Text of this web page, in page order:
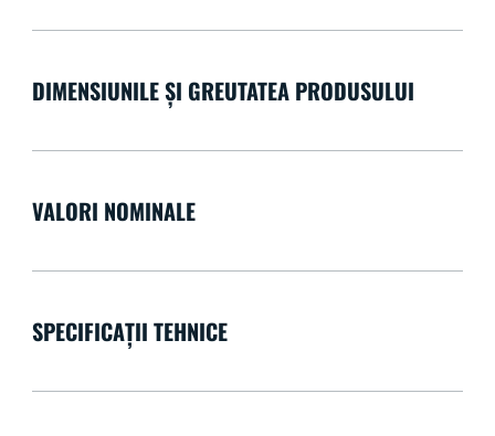
DIMENSIUNILE ȘI GREUTATEA PRODUSULUI
VALORI NOMINALE
SPECIFICAȚII TEHNICE